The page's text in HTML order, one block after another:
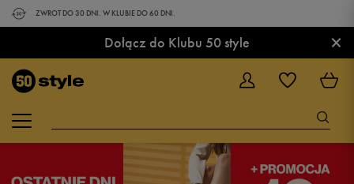
ZWROT DO 30 DNI. W KLUBIE DO 60 DNI.
Dołącz do Klubu 50 style ×